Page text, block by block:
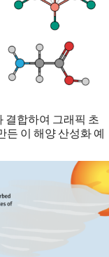
결합하여 그래픽 초
든 이 해양 산성화 예